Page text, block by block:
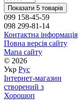
Показати 5 товарів
099 158-45-59
098 299-81-14
Контактна інформація
Повна версія сайту
Мапа сайту
© 2026
Укр Рус
Інтернет-магазин
створений з
Хорошоп